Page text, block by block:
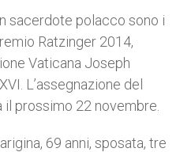
sacerdote polacco sono i
Ratzinger 2014,
Vaticana Joseph
L’assegnazione del
prossimo 22 novembre.
69 anni, sposata, tre